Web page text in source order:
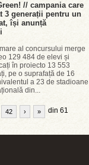
// campania care
3 generații pentru un
își anunță
al concursului merge
129 484 de elevi și
în proiecto 13 553
pe o suprafață de 16
a 23 de stadioane
din...
42 din 61
› »